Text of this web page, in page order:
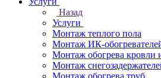
Назад
Услуги
Монтаж теплого пола
Монтаж ИК-
Монтаж обогрева кровли
Монтаж
Монтаж обогрева труб